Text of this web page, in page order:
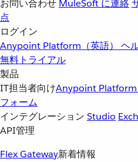
お問い合わせ MuleSoft に連絡
点
ログイン
Anypoint Platform（英語） ヘ
無料トライアル
製品
IT担当者向けAnypoint Platform
フォーム
インテグレーション Studio
API管理
Flex Gateway新着情報